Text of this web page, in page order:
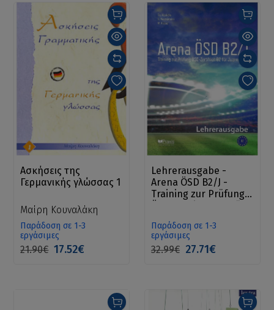
Ασκήσεις της
Γερμανικής γλώσσας 1
Μαίρη Κουναλάκη
Παράδοση σε 1-3
εργάσιμες
21.90€ 17.52€
Lehrerausgabe -
Arena ÖSD B2/J -
Training zur Prüfung
Παράδοση σε 1-3
εργάσιμες
32.99€ 27.71€